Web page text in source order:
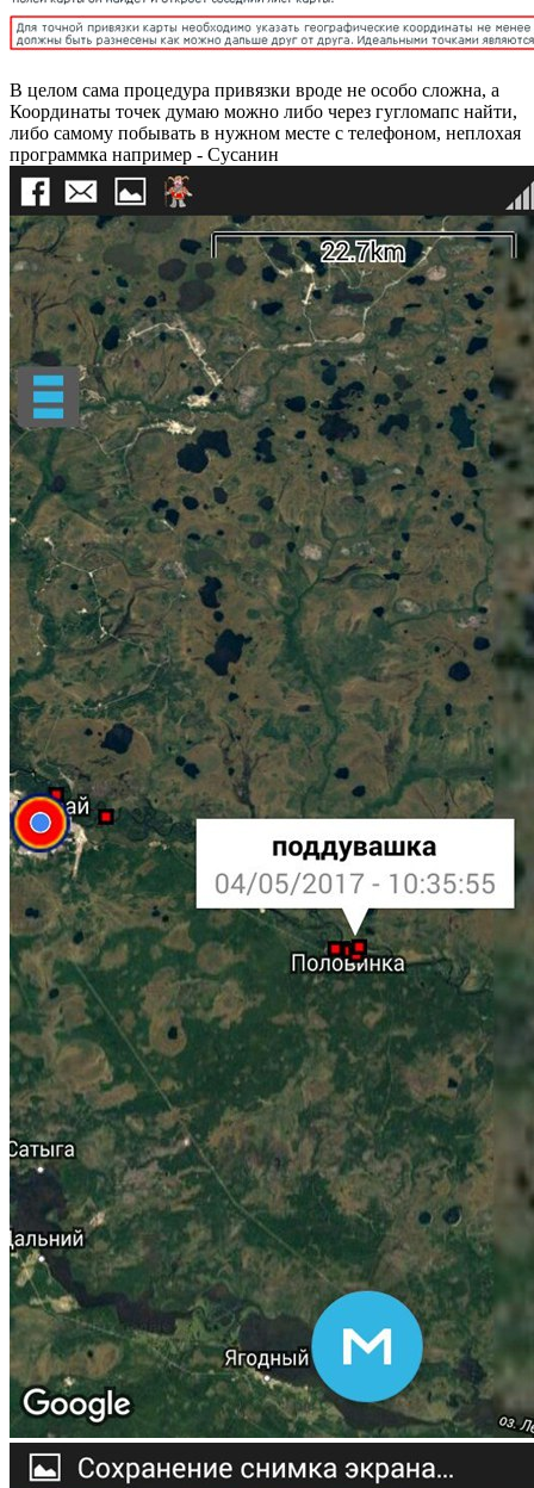
В целом сама процедура привязки вроде не особо сложна, а
Координаты точек думаю можно либо через гугломапс найти,
либо самому побывать в нужном месте с телефоном, неплохая
программка например - Сусанин